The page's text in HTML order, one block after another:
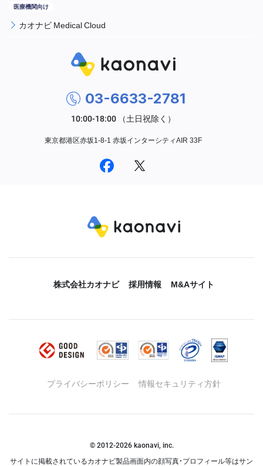
カオナビ Medical Cloud
03-6633-2781
東京都港区赤坂1-8-1 赤坂インターシティAIR 33F
株式会社カオナビ 採用情報 M&Aサイト
プライバシーポリシー 情報セキュリティ方針
© 2012-2026kaonavi, inc.
サイトに掲載されているカオナビ製品画面内の顔写真・プロフィール等はサン